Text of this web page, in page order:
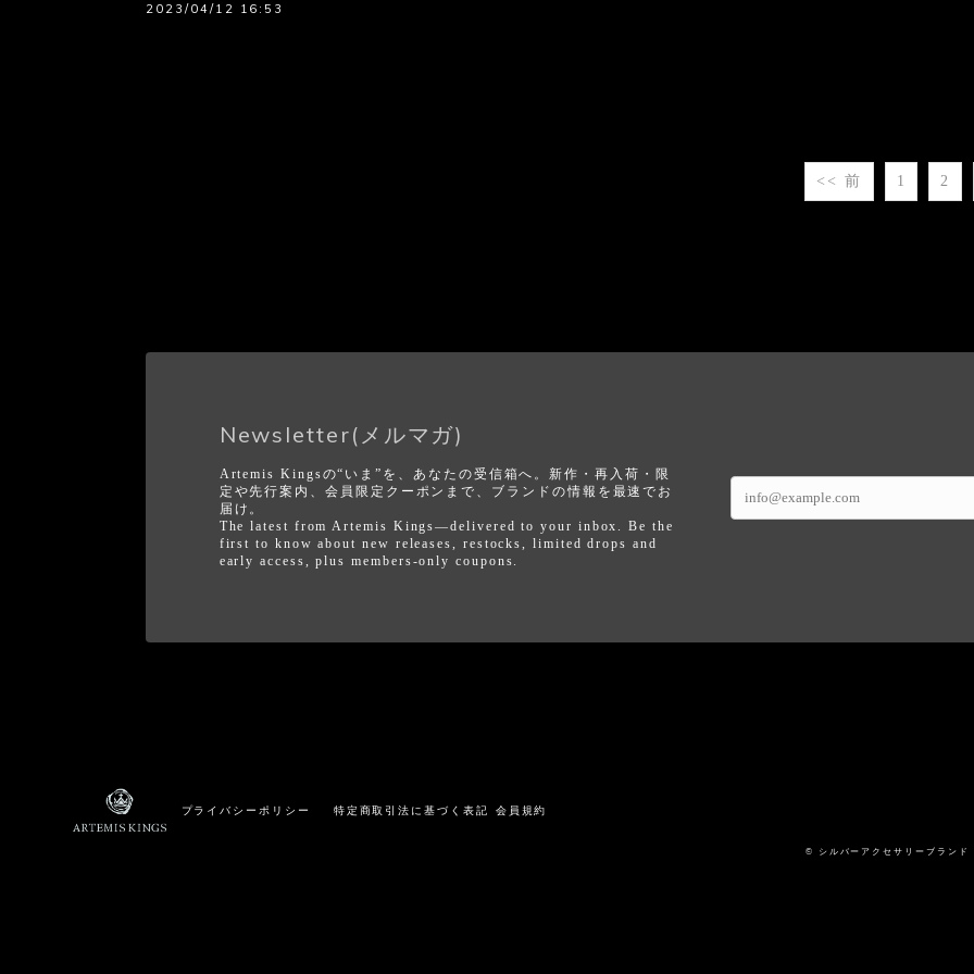
2023/04/12 16:53
<< 前 1 2
Newsletter(メルマガ)
Artemis Kingsの“いま”を、あなたの受信箱へ。新作・再入荷・限
定や先行案内、会員限定クーポンまで、ブランドの情報を最速でお
届け。
The latest from Artemis Kings—delivered to your inbox. Be the
first to know about new releases, restocks, limited drops and
early access, plus members-only coupons.
プライバシーポリシー 特定商取引法に基づく表記 会員規約
© シルバーアクセサリーブラン